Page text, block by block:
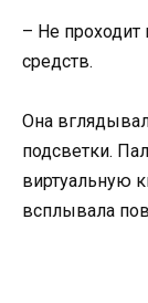
– Не проходит
средств.
Она
подсветки.
виртуальную
всплывала